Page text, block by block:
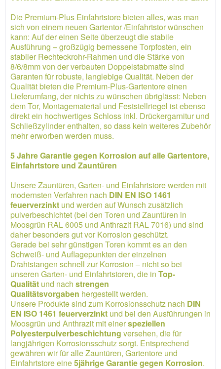
Die Premium-Plus Einfahrtstore bieten alles, was man
sich von einem neuen Gartentor /Einfahrtstor wünschen
kann: Auf der einen Seite überzeugt die stabile
Ausführung – großzügig bemessene Torpfosten, ein
stabiler Rechteckrohr-Rahmen und die Stärke von
8/6/8mm von der verbauten Doppelstabmatte sind
Garanten für robuste, langlebige Qualität. Neben der
Qualität bieten die Premium-Plus-Gartentore einen
Lieferumfang, der nichts zu wünschen übriglässt: Neben
dem Tor, Montagematerial und Feststellriegel ist ebenso
direkt ein hochwertiges Schloss inkl. Drückergarnitur und
Schließzylinder enthalten, so dass kein weiteres Zubehör
mehr erworben werden muss.
5 Jahre Garantie gegen Korrosion auf alle Gartentore,
Einfahrtstore und Zauntüren
Unsere Zauntüren, Garten- und Einfahrtstore werden mit
modernsten Verfahren nach DIN EN ISO 1461
feuerverzinkt und werden auf Wunsch zusätzlich
pulverbeschichtet (bei den Toren und Zauntüren in
Moosgrün RAL 6005 und Anthrazit RAL 7016) und sind
daher besonders gut vor Korrosion geschützt.
Gerade bei sehr günstigen Toren kommt es an den
Schweiß- und Auflagepunkten der einzelnen
Drahtstangen schnell zur Korrosion – nicht so bei
unseren Garten- und Einfahrtstoren, die in Top-
Qualität und nach strengen
Qualitätsvorgaben hergestellt werden.
Unsere Produkte sind zum Korrosionsschutz nach DIN
EN ISO 1461 feuerverzinkt und bei den Ausführungen in
Moosgrün und Anthrazit mit einerspeziellen
Polyesterpulverbeschichtung versehen, die für
langjährigen Korrosionsschutz sorgt. Entsprechend
gewähren wir für alle Zauntüren, Gartentore und
Einfahrtstore eine5jährige Garantie gegen Korrosion.